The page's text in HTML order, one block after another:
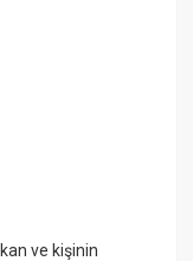
ve kişinin